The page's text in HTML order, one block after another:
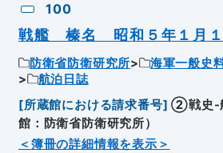
100
戦艦 榛名 昭和５年１月１
防衛省防衛研究所 海軍一般史
航泊日誌
[所蔵館における請求番号] ②戦史-
館：防衛省防衛研究所）
＜簿冊の詳細情報を表示＞